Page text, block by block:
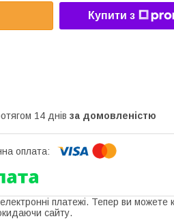
Купити з
14 днів за домовленістю
платежі. Тепер ви можете
сайту.